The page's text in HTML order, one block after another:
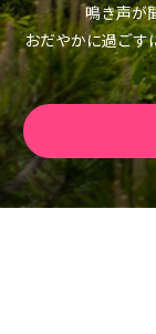
鳴き声が
おだやかに過ごす